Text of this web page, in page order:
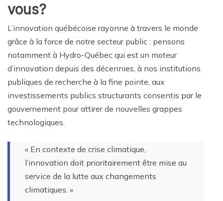
vous?
L’innovation québécoise rayonne à travers le monde
grâce à la force de notre secteur public : pensons
notamment à Hydro-Québec qui est un moteur
d’innovation depuis des décennies, à nos institutions
publiques de recherche à la fine pointe, aux
investissements publics structurants consentis par le
gouvernement pour attirer de nouvelles grappes
technologiques.
« En contexte de crise climatique,
l’innovation doit prioritairement être mise au
service de la lutte aux changements
climatiques. »